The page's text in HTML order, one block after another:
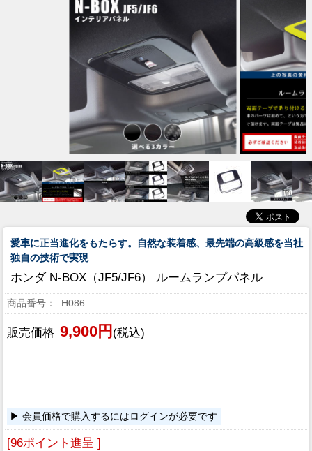
愛車に正当進化をもたらす。自然な装着感、最先端の高級感を当社
独自の技術で実現
ホンダ N-BOX（JF5/JF6） ルームランプパネル
H086
販売価格 9,900円 (税込)
会員価格で購入するにはログインが必要です
[96ポイント進呈 ]